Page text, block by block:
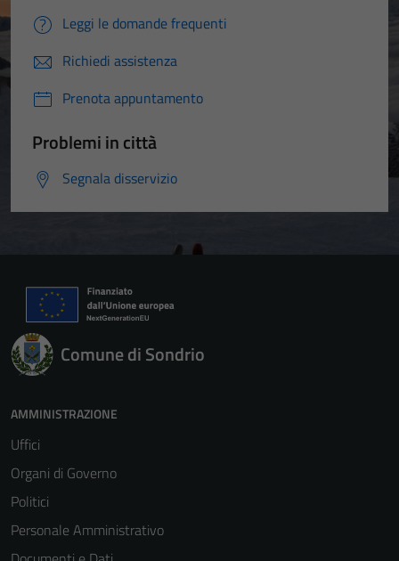
Leggi le domande frequenti
Richiedi assistenza
Prenota appuntamento
Problemi in città
Segnala disservizio
Comune di Sondrio
AMMINISTRAZIONE
Uffici
Organi di Governo
Politici
Personale Amministrativo